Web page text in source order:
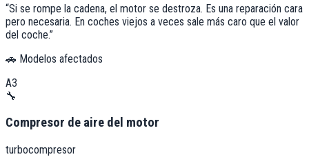
“Si se rompe la cadena, el motor se destroza. Es una reparación cara
pero necesaria. En coches viejos a veces sale más caro que el valor
del coche.”
🚗 Modelos afectados
A3
🔧
Compresor de aire del motor
turbocompresor